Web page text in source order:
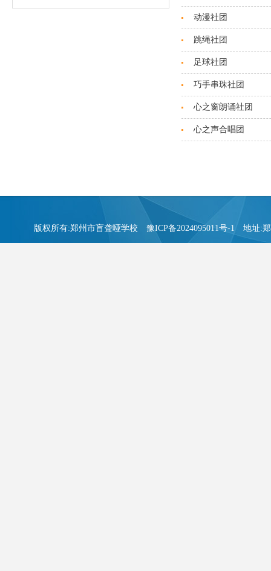
动漫社团
跳绳社团
足球社团
巧手串珠社团
心之窗朗诵社团
心之声合唱团
版权所有:郑州市盲聋哑学校 豫ICP备2024095011号-1 地址:郑